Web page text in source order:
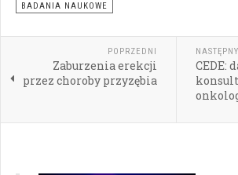
BADANIA NAUKOWE
POPRZEDNI
Zaburzenia erekcji
przez choroby przyzębia
NASTĘPNY
CEDE: